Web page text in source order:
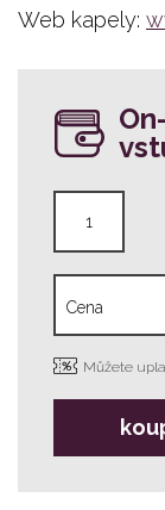
Web kapely:
Můžete